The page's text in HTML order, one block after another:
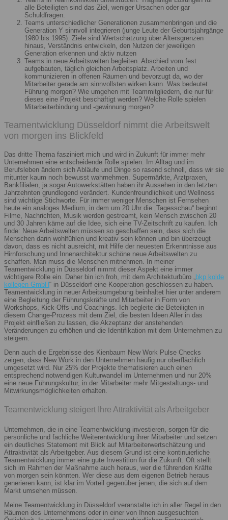
alle Beteiligten sind das Ziel, weniger Ursachen oder gar
Schuldfragen.
Teams unterschiedlicher Generationen zusammenbringen und die
Generation Y sinnvoll integrieren (junge Leute der Geburtsjahrgänge
1980 bis 1995). Ziele sind Wertschätzung über Altersgrenzen
hinaus, Verständnis entwickeln, den Nutzen der jeweiligen
Generation erkennen und aktiv nutzen
Teams in neue Arbeitswelten begleiten. Abschied vom fest
aufgebauten, täglich gleichen Arbeitsplatz. Arbeiten und
kommunizieren in offenen Räumen und bevorzugt da, wo der
Mitarbeiter gerade am sinnvollsten wirken kann. Was bedeutet
Führung morgen? Wie umgehen mit Teammitgliedern, die nur für
dieses eine Projekt beschäftigt werden? Welche Rolle spielen
Mitarbeiterbindung und -gewinnung morgen?
Teamentwicklung Düsseldorf nimmt die Arbeitswelt
von morgen ins Blickfeld
Das dritte Thema fasziniert mich und wird in Zukunft für immer mehr
Unternehmen eine entscheidende Rolle spielen. Im Alltag und im
Berufsleben ändern sich Abläufe und Dinge so rasend schnell, dass wir sie
mitunter kaum noch bewusst wahrnehmen. Supermärkte, Arztpraxen,
Bankfilialen, ja sogar Autowerkstätten haben ihr Aussehen in den letzten
Jahrzehnten grundlegend verändert. Kundenfreundlichkeit und Wellness
sind wichtige Stichworte. Für immer weniger Menschen ist Fernsehen
heute ein analoges Medium, in dem um 20 Uhr die „Tagesschau“ beginnt.
Filme, Nachrichten, Musik werden gestreamt, kein Mensch zwischen 20
und 30 Jahren käme auf die Idee, sich eine TV-Zeitschrift zu kaufen. Ich
finde: Neue Arbeitswelten müssen so geschaffen sein, dass sich die
Menschen darin wohlfühlen und kreativ sein können und bin überzeugt
davon, dass es nicht ausreicht, mit Hilfe der neuesten Erkenntnisse aus
Hirnforschung und Innenarchitektur schöne neue Arbeitswelten zu
schaffen. Man muss die Menschen mitnehmen. In meiner
Teamentwicklung in Düsseldorf nimmt dieser Aspekt eine immer
wichtigere Rolle ein. Daher bin ich froh, mit dem Architekturbüro „bkp kolde
kollegen GmbH“ in Düsseldorf eine Kooperation geschlossen zu haben.
Teamentwicklung in neuer Arbeitsumgebung beinhaltet hier unter anderem
eine Begleitung der Führungskräfte und Mitarbeiter in Form von
Workshops, Kick-Offs und Coachings. Ich begleite die Beteiligten in
diesem Change-Prozess mit dem Ziel, die besten Ideen Aller in das
Projekt einfließen zu lassen, die Akzeptanz der anstehenden
Veränderungen zu erhöhen und die Identifikation mit dem Unternehmen zu
steigern.
Denn auch die Ergebnisse des Kienbaum New Work Pulse Checks
zeigen, dass New Work in den Unternehmen häufig nur oberflächlich
umgesetzt wird. Nur 25% der Projekte thematisieren auch einen
entsprechend notwendigen Kulturwandel im Unternehmen und nur 20%
eine neue Führungskultur, in der Mitarbeiter mehr Mitgestaltungs- und
Mitwirkungsmöglichkeiten erhalten.
Teamentwicklung steigert Ihre Attraktivität als Arbeitgeber
Unternehmen, die in eine Teamentwicklung investieren, sorgen für die
persönliche und fachliche Weiterentwicklung ihrer Mitarbeiter und setzen
ein deutliches Statement mit Blick auf Mitarbeiterwertschätzung und
Attraktivität als Arbeitgeber. Aus diesem Grund ist eine kontinuierliche
Teamentwicklung immer eine gute Investition für die Zukunft. Oft stellt
sich im Rahmen der Maßnahme auch heraus, wer die führenden Kräfte
von morgen sein könnten. Wer diese aus dem eigenen Betrieb heraus
generieren kann, ist klar im Vorteil gegenüber jenen, die sich auf dem
Markt umsehen müssen.
Meine Teamentwicklung in Düsseldorf veranstalte ich in aller Regel in den
Räumen des Unternehmens oder in einer von Ihnen ausgesuchten